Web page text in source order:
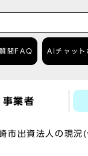
問 FAQ AIチャット
事業者
市出資法人の現況(